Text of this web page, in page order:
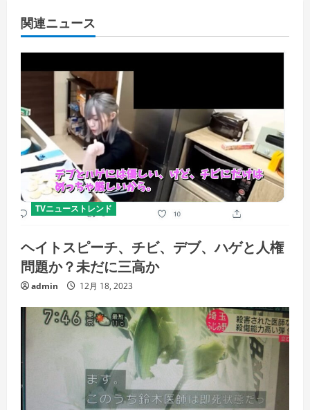
関連ニュース
TVニューストレンド
ヘイトスピーチ、チビ、デブ、ハゲと人権
問題か？未だに三高か
admin 12月 18, 2023